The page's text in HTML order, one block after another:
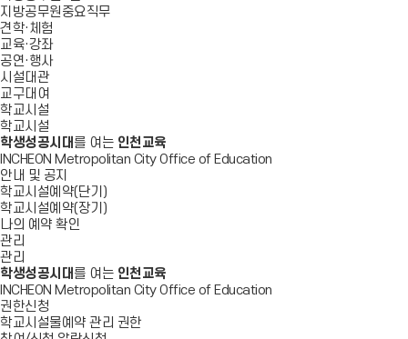
지방공무원중요직무
견학·체험
교육·강좌
공연·행사
시설대관
교구대여
학교시설
학교시설
학생성공시대 를 여는 인천교육
INCHEON Metropolitan City Office of Education
안내 및 공지
학교시설예약(단기)
학교시설예약(장기)
나의 예약 확인
관리
관리
학생성공시대 를 여는 인천교육
INCHEON Metropolitan City Office of Education
권한신청
학교시설물예약 관리 권한